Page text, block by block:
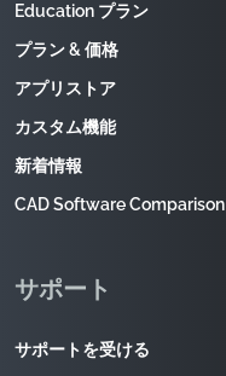
Education プラン
プラン & 価格
アプリストア
カスタム機能
新着情報
CAD Software Comparison
サポート
サポートを受ける